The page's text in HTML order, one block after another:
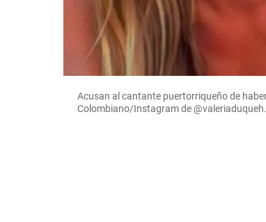
Acusan al cantante puertorriqueño de
Colombiano/Instagram de @valeriaduqueh.